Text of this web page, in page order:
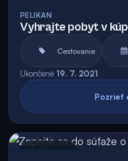
PELIKAN
Vyhrajte pobyt v
Cestovanie
Ukončené 19. 7. 2021
Pozrieť